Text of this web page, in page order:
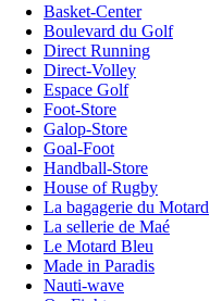
Basket-Center
Boulevard du Golf
Direct Running
Direct-Volley
Espace Golf
Foot-Store
Galop-Store
Goal-Foot
Handball-Store
House of Rugby
La bagagerie du Motard
La sellerie de Maé
Le Motard Bleu
Made in Paradis
Nauti-wave